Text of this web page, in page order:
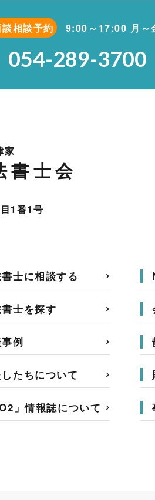
相談予約 9:00～17:00 月～
054-289-3700
家
書士会
1番1号
士に相談する
士を探す
例
たちについて
」情報誌について